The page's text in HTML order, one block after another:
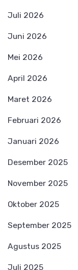
Juli 2026
Juni 2026
Mei 2026
April 2026
Maret 2026
Februari 2026
Januari 2026
Desember 2025
November 2025
Oktober 2025
September 2025
Agustus 2025
Juli 2025